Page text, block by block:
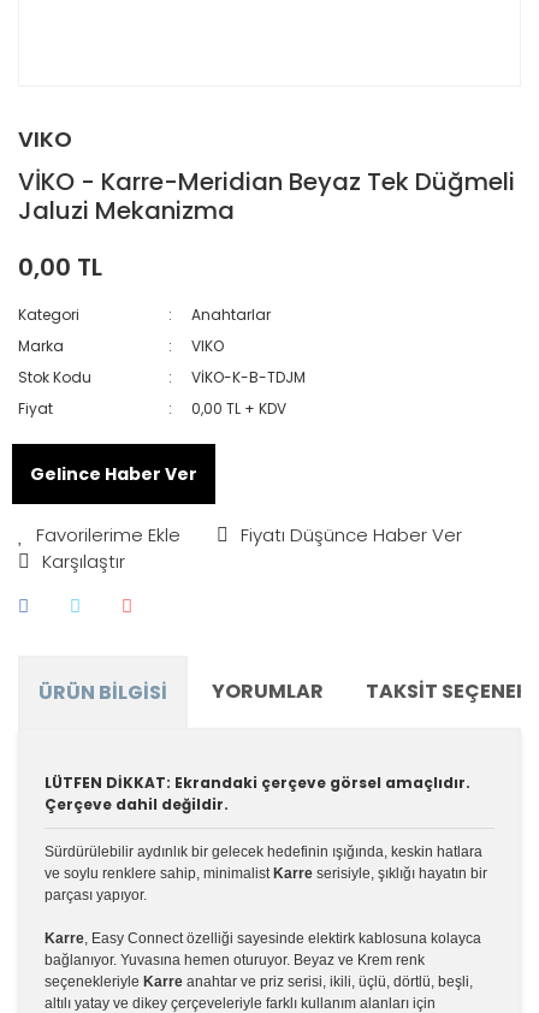
VIKO
VİKO - Karre-Meridian Beyaz Tek Düğmeli
Jaluzi Mekanizma
0,00 TL
Kategori
Anahtarlar
Marka
VIKO
Stok Kodu
VİKO-K-B-TDJM
Fiyat
0,00 TL + KDV
Gelince Haber Ver
Fiyatı Düşünce Haber Ver
Karşılaştır
ÜRÜN BILGISI YORUMLAR TAKSIT
LÜTFEN DİKKAT: Ekrandaki çerçeve görsel amaçlıdır.
Çerçeve dahil değildir.
Sürdürülebilir aydınlık bir gelecek hedefinin ışığında, keskin hatlara
ve soylu renklere sahip, minimalist Karre serisiyle, şıklığı hayatın bir
parçası yapıyor.
Karre, Easy Connect özelliği sayesinde elektirk kablosuna kolayca
bağlanıyor. Yuvasına hemen oturuyor. Beyaz ve Krem renk
seçenekleriyle Karre anahtar ve priz serisi, ikili, üçlü, dörtlü, beşli,
altılı yatay ve dikey çerçeveleriyle farklı kullanım alanları için